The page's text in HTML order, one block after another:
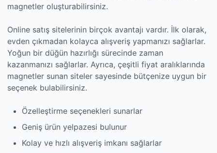
magnetler oluşturabilirsiniz.
Online satış sitelerinin birçok avantajı vardır. İlk olarak,
evden çıkmadan kolayca alışveriş yapmanızı sağlarlar.
Yoğun bir düğün hazırlığı sürecinde zaman
kazanmanızı sağlarlar. Ayrıca, çeşitli fiyat aralıklarında
magnetler sunan siteler sayesinde bütçenize uygun bir
seçenek bulabilirsiniz.
Özelleştirme seçenekleri sunarlar
Geniş ürün yelpazesi bulunur
Kolay ve hızlı alışveriş imkanı sağlarlar